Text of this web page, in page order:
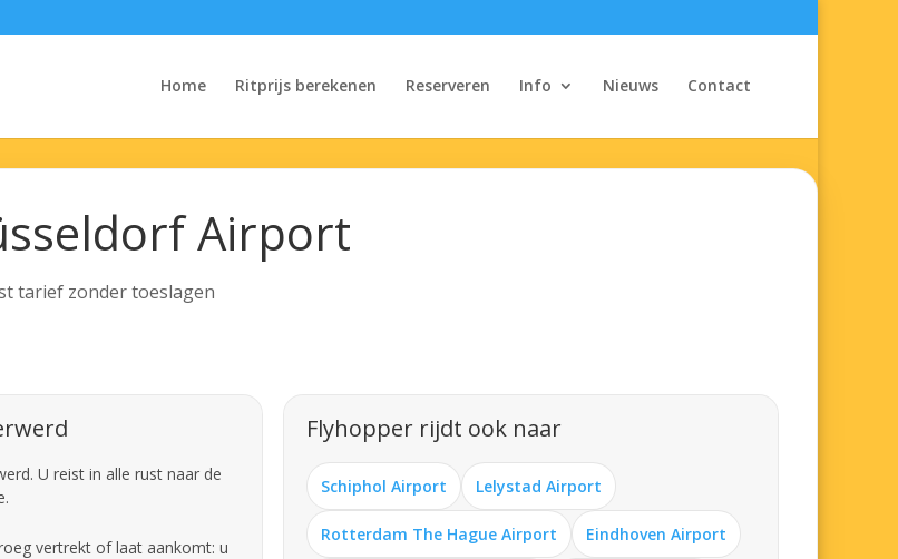
Home Ritprijs berekenen Reserveren Info Nieuws Contact
Airport
tarief zonder toeslagen
U reist in alle rust naar de
vertrekt of laat aankomt: u
Flyhopper rijdt ook naar
Schiphol Airport Lelystad Airport
Rotterdam The Hague Airport Eindhoven Airport